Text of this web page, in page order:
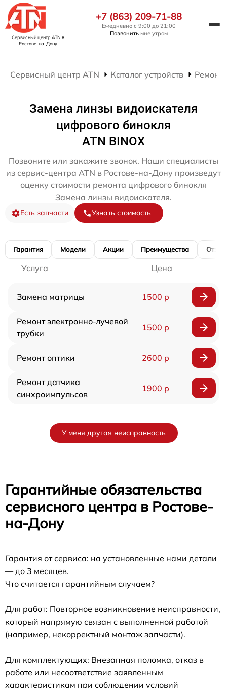
Сервисный центр ATN в
Ростове-на-Дону
+7 (863) 209-71-88
Ежедневно с 9:00 до 21:00
Позвонить мне утром
Сервисный центр ATN Каталог устройств Ремонт
Замена линзы видоискателя
цифрового бинокля
ATN BINOX
Позвоните или закажите звонок. Наши специалисты
из сервис-центра ATN в Ростове-на-Дону произведут
оценку стоимости ремонта цифрового бинокля
Замена линзы видоискателя.
Есть запчасти Узнать стоимость
Гарантия Модели Акции Преимущества
Услуга Цена
Замена матрицы 1500 р
Ремонт электронно-лучевой
трубки
1500 р
Ремонт оптики 2600 р
Ремонт датчика
синхроимпульсов
1900 р
У меня другая неисправность
Гарантийные обязательства
сервисного центра в Ростове-
на-Дону
Гарантия от сервиса: на установленные нами детали
— до 3 месяцев.
Что считается гарантийным случаем?
Для работ: Повторное возникновение неисправности,
который напрямую связан с выполненной работой
(например, некорректный монтаж запчасти).
Для комплектующих: Внезапная поломка, отказ в
работе или несоответствие заявленным
характеристикам при соблюдении условий